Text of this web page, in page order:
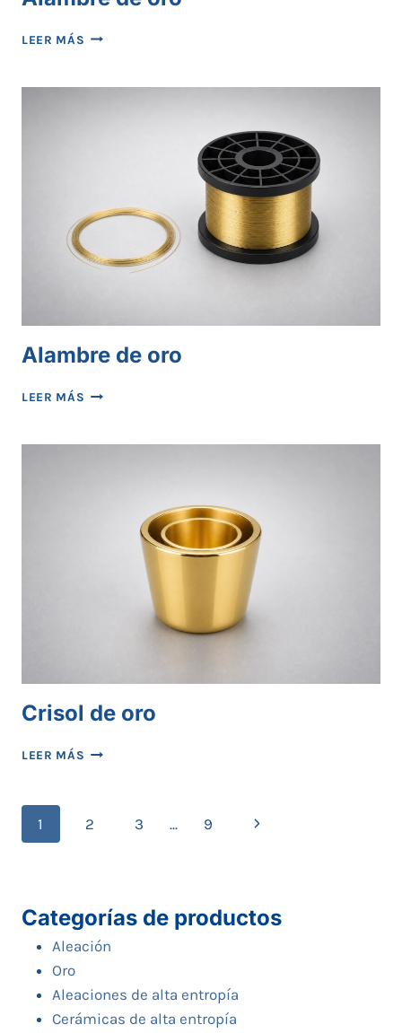
LEER MÁS ALAMBRE
Alambre de oro
LEER MÁS ALAMBRE
Crisol de oro
LEER MÁS CRISOL
Navegación
1 2 3 ... 9
Siguiente
Categorías de productos
Aleación
Oro
Aleaciones de alta entropía
Cerámicas de alta entropía